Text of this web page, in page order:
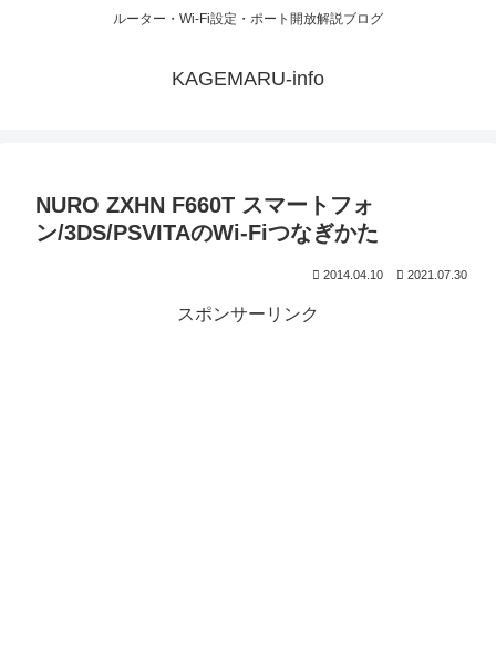
ルーター・Wi-Fi設定・ポート開放解説ブログ
KAGEMARU-info
NURO ZXHN F660T スマートフォ
ン/3DS/PSVITAのWi-Fiつなぎかた
2014.04.10 2021.07.30
スポンサーリンク